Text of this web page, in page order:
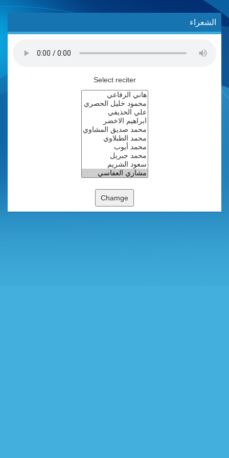
الشعراء
Select reciter